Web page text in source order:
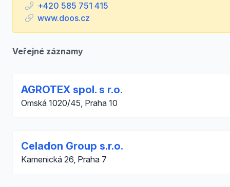
+420 585 751 415
www.doos.cz
Veřejné záznamy
AGROTEX spol. s r.o.
Omská 1020/45, Praha 10
Celadon Group s.r.o.
Kamenická 26, Praha 7